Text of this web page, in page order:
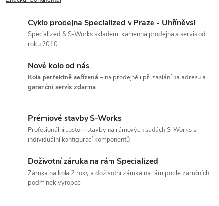
Cyklo prodejna Specialized v Praze - Uhříněvsi
Specialized & S-Works skladem, kamenná prodejna a servis od
roku 2010
Nové kolo od nás
Kola perfektně seřízená– na prodejně i při zaslání na adresu a
garanční servis zdarma
Prémiové stavby S-Works
Profesionální custom stavby na rámových sadách S-Works s
individuální konfigurací komponentů
Doživotní záruka na rám Specialized
Záruka na kola 2 roky a doživotní záruka na rám podle záručních
podmínek výrobce